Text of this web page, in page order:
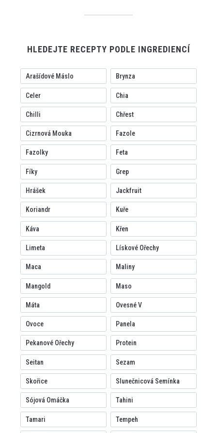
HLEDEJTE RECEPTY PODLE INGREDIENCÍ
Arašídové Máslo Brynza
Celer Chia
Chilli Chřest
Cizrnová Mouka Fazole
Fazolky Feta
Fíky Grep
Hrášek Jackfruit
Koriandr Kuře
Káva Křen
Limeta Lískové Ořechy
Maca Maliny
Mangold Maso
Máta Ovesné V
Ovoce Panela
Pekanové Ořechy Protein
Seitan Sezam
Skořice Slunečnicová Semínka
Sójová Omáčka Tahini
Tamari Tempeh